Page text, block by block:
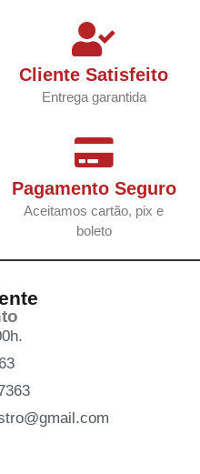
Cliente Satisfeito
Entrega garantida
Pagamento Seguro
Aceitamos cartão, pix e
boleto